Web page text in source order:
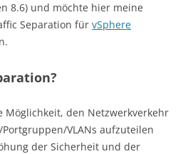
8.6) und möchte hier meine
Separation für vSphere
Möglichkeit, den Netzwerkverkehr
VLANs aufzuteilen
der Sicherheit und der